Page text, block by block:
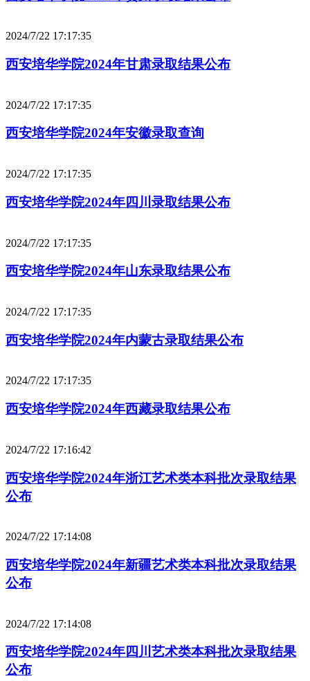
2024/7/22 17:17:35
西安培华学院2024年甘肃录取结果公布
2024/7/22 17:17:35
西安培华学院2024年安徽录取查询
2024/7/22 17:17:35
西安培华学院2024年四川录取结果公布
2024/7/22 17:17:35
西安培华学院2024年山东录取结果公布
2024/7/22 17:17:35
西安培华学院2024年内蒙古录取结果公布
2024/7/22 17:17:35
西安培华学院2024年西藏录取结果公布
2024/7/22 17:16:42
西安培华学院2024年浙江艺术类本科批次录取结果
公布
2024/7/22 17:14:08
西安培华学院2024年新疆艺术类本科批次录取结果
公布
2024/7/22 17:14:08
西安培华学院2024年四川艺术类本科批次录取结果
公布